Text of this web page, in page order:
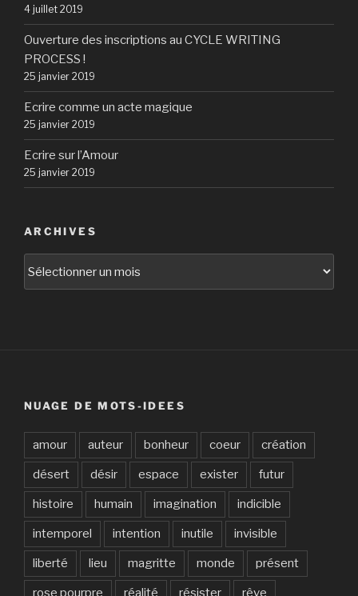
4 juillet 2019
Ouverture des inscriptions au CYCLE WRITING
PROCESS !
25 janvier 2019
Ecrire comme un acte magique
25 janvier 2019
Ecrire sur l’Amour
25 janvier 2019
ARCHIVES
NUAGE DE MOTS-IDEES
amour auteur bonheur coeur création
désert désir espace exister futur
histoire humain imagination indicible
intemporel intention inutile invisible
liberté lieu magritte monde présent
rose pourpre réalité résister rêve